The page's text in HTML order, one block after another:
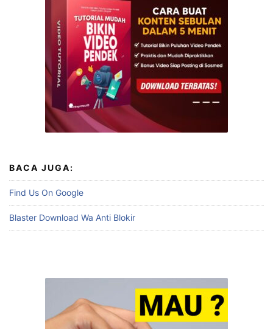
BACA JUGA:
Find Us On Google
Blaster Download Wa Anti Blokir